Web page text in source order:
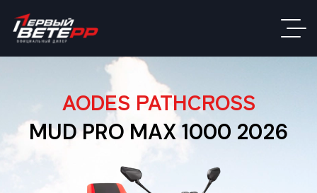
AODES PATHCROSS
MUD PRO MAX 1000 2026